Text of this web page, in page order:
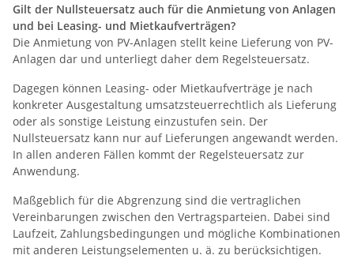
Gilt der Nullsteuersatz auch für die Anmietung von Anlagen
und bei Leasing- und Mietkaufverträgen?
Die Anmietung von PV-Anlagen stellt keine Lieferung von PV-
Anlagen dar und unterliegt daher dem Regelsteuersatz.
Dagegen können Leasing- oder Mietkaufverträge je nach
konkreter Ausgestaltung umsatzsteuerrechtlich als Lieferung
oder als sonstige Leistung einzustufen sein. Der
Nullsteuersatz kann nur auf Lieferungen angewandt werden.
In allen anderen Fällen kommt der Regelsteuersatz zur
Anwendung.
Maßgeblich für die Abgrenzung sind die vertraglichen
Vereinbarungen zwischen den Vertragsparteien. Dabei sind
Laufzeit, Zahlungsbedingungen und mögliche Kombinationen
mit anderen Leistungselementen u. ä. zu berücksichtigen.